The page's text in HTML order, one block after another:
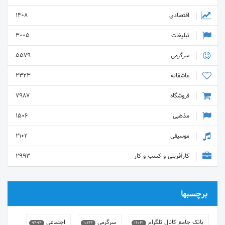
اقتصادی
1408
تبلیغات
3005
سرگرمی
5579
عاشقانه
2323
فروشگاه
7987
مذهبی
1506
موسیقی
2102
کارآفرینی و کسب و کار
2993
برچسبها
بانک جامع کانال تلگرام 16041 سرگرمی 10164 اجتماعی 9494